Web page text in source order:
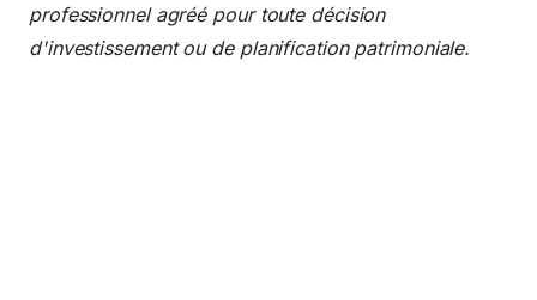
professionnel agréé pour toute décision
d'investissement ou de planification patrimoniale.